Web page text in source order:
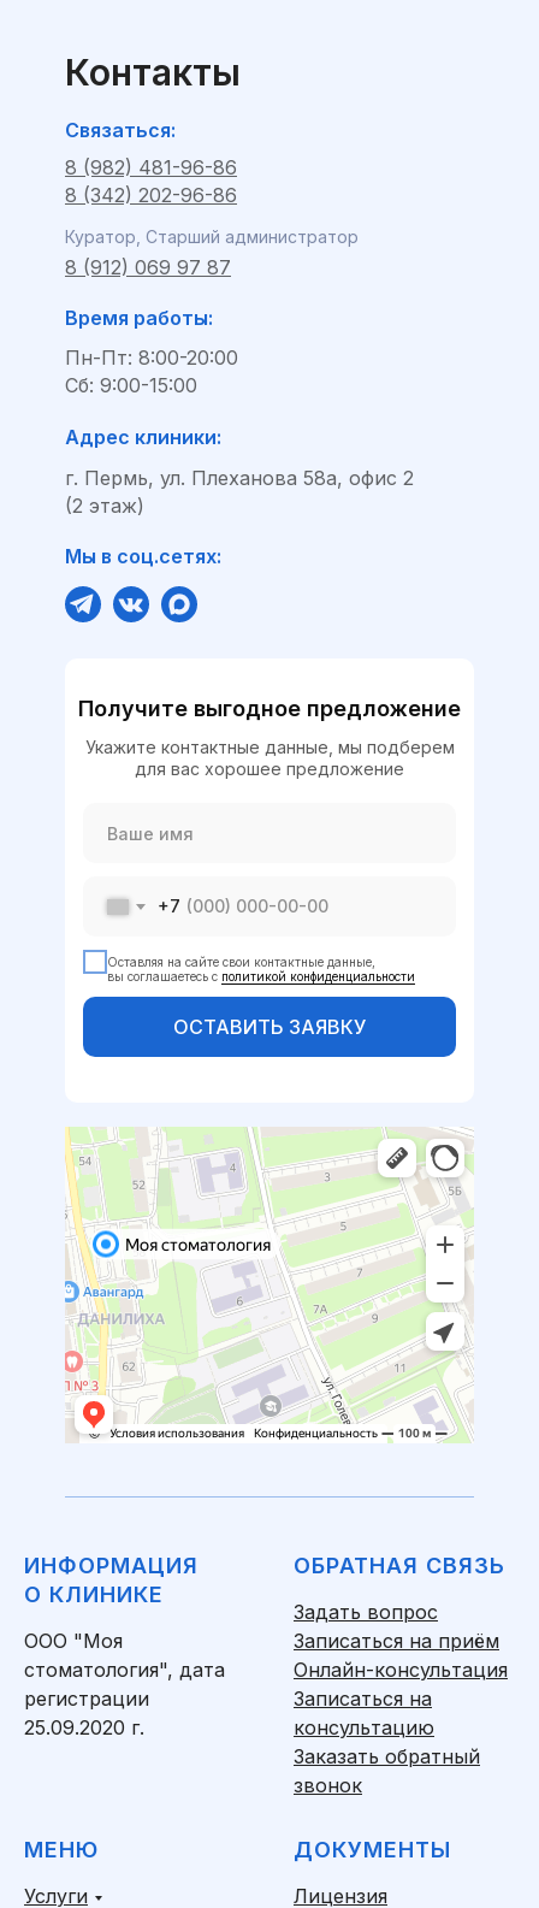
8 (982) 481-96-86
8 (342) 202-96-86
Связаться:
8 (912) 069 97 87
Куратор, Старший администратор
Время работы:
Пн-Пт: 8:00-20:00
Сб: 9:00-15:00
Адрес клиники:
г. Пермь, ул. Плеханова 58а, офис 2
(2 этаж)
+7
Оставляя на сайте свои контактные данные,
вы соглашаетесь с политикой конфиденциальности
ОСТАВИТЬ ЗАЯВКУ
Получите выгодное предложение
Мы в соц.сетях:
Укажите контактные данные, мы подберем
для вас хорошее предложение
Контакты
ИНФОРМАЦИЯ
О КЛИНИКЕ
ООО "Моя
стоматология", дата
регистрации
25.09.2020 г.
ОБРАТНАЯ СВЯЗЬ
Задать вопрос
Записаться на приём
Онлайн-консультация
Записаться на
консультацию
Заказать обратный
звонок
МЕНЮ
Услуги
ДОКУМЕНТЫ
Лицензия